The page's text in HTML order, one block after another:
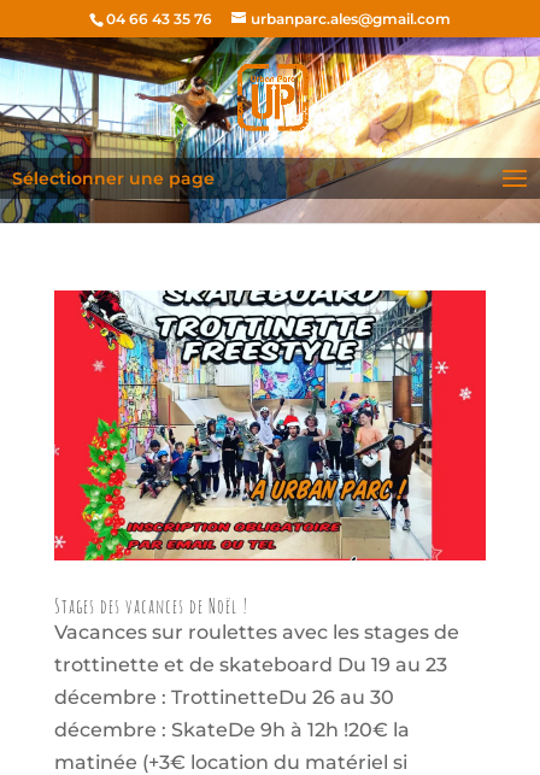
04 66 43 35 76 urbanparc.ales@gmail.com
Sélectionner une page
Stages des vacances de Noël !
Vacances sur roulettes avec les stages de
trottinette et de skateboard Du 19 au 23
décembre : TrottinetteDu 26 au 30
décembre : SkateDe 9h à 12h !20€ la
matinée (+3€ location du matériel si